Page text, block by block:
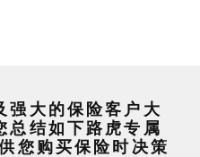
强大的保险客户大
总结如下路虎专属
您购买保险时决策